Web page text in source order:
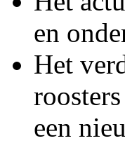
en
Het
een